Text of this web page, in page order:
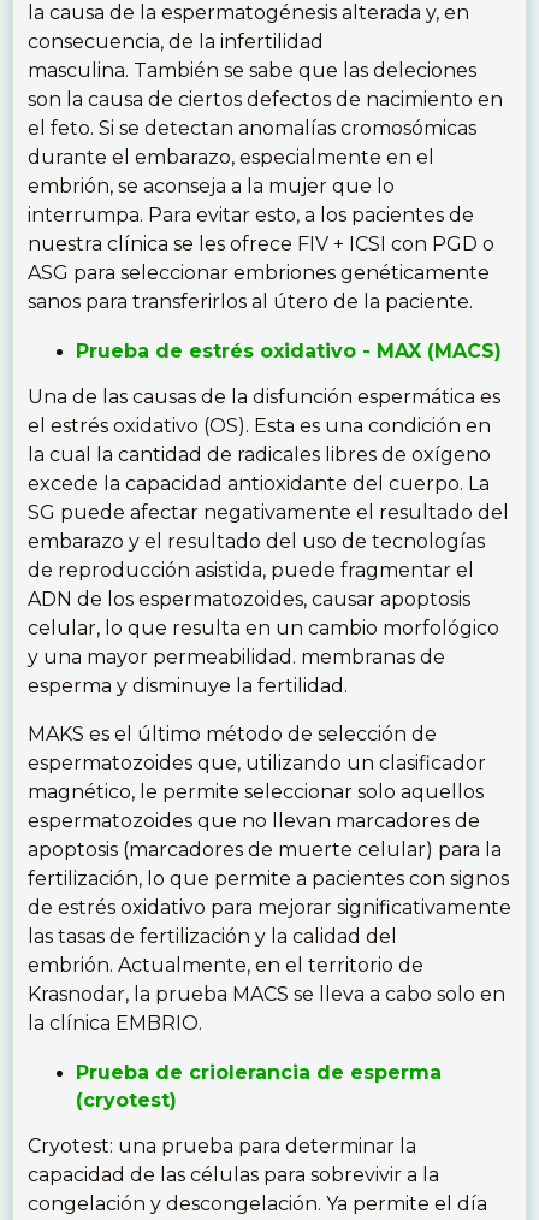
la causa de la espermatogénesis alterada y, en
consecuencia, de la infertilidad
masculina. También se sabe que las deleciones
son la causa de ciertos defectos de nacimiento en
el feto. Si se detectan anomalías cromosómicas
durante el embarazo, especialmente en el
embrión, se aconseja a la mujer que lo
interrumpa. Para evitar esto, a los pacientes de
nuestra clínica se les ofrece FIV + ICSI con PGD o
ASG para seleccionar embriones genéticamente
sanos para transferirlos al útero de la paciente.
Prueba de estrés oxidativo - MAX (MACS)
Una de las causas de la disfunción espermática es
el estrés oxidativo (OS). Esta es una condición en
la cual la cantidad de radicales libres de oxígeno
excede la capacidad antioxidante del cuerpo. La
SG puede afectar negativamente el resultado del
embarazo y el resultado del uso de tecnologías
de reproducción asistida, puede fragmentar el
ADN de los espermatozoides, causar apoptosis
celular, lo que resulta en un cambio morfológico
y una mayor permeabilidad. membranas de
esperma y disminuye la fertilidad.
MAKS es el último método de selección de
espermatozoides que, utilizando un clasificador
magnético, le permite seleccionar solo aquellos
espermatozoides que no llevan marcadores de
apoptosis (marcadores de muerte celular) para la
fertilización, lo que permite a pacientes con signos
de estrés oxidativo para mejorar significativamente
las tasas de fertilización y la calidad del
embrión. Actualmente, en el territorio de
Krasnodar, la prueba MACS se lleva a cabo solo en
la clínica EMBRIO.
Prueba de criolerancia de esperma
(cryotest)
Cryotest: una prueba para determinar la
capacidad de las células para sobrevivir a la
congelación y descongelación. Ya permite el día